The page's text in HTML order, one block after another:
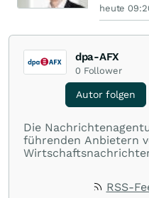
heute
dpa-AFX
0 Follower
Autor folgen
Die
führenden Anbietern
englischer Sprache.
dpa-AFX unabhängig,
RSS-